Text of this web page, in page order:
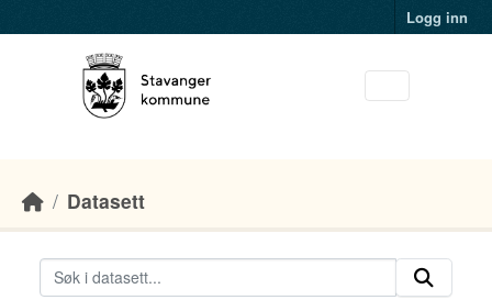
Logg inn
Datasett